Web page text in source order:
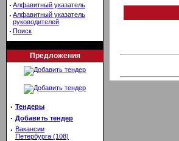
· Алфавитный указатель
· Алфавитный указатель
руководителей
· Поиск
Предложения
· Тендеры
· Добавить тендер
· Вакансии
Петербурга (108)